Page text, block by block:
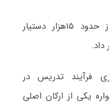
دانشگاه آزاد اسلامی از استفاده از حدود ۱۵هزار دستیار
فرآیند تدریس در
یکی از ارکان اصلی